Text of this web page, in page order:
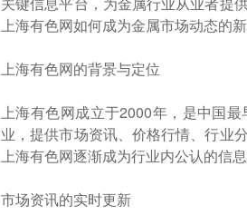
上海有色网如何成为金属市场动态的
上海有色网的背景与定位
上海有色网成立于2000年，是中国
业，提供市场资讯、价格行情、行业
上海有色网逐渐成为行业内公认的信
市场资讯的实时更新